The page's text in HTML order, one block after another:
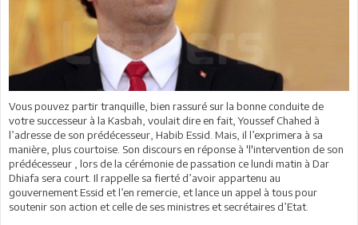
Vous pouvez partir tranquille, bien rassuré sur la bonne conduite de
votre successeur à la Kasbah, voulait dire en fait, Youssef Chahed à
l’adresse de son prédécesseur, Habib Essid. Mais, il l’exprimera à sa
manière, plus courtoise. Son discours en réponse à 'l'intervention de son
prédécesseur , lors de la cérémonie de passation ce lundi matin à Dar
Dhiafa sera court. Il rappelle sa fierté d’avoir appartenu au
gouvernement Essid et l’en remercie, et lance un appel à tous pour
soutenir son action et celle de ses ministres et secrétaires d’Etat.